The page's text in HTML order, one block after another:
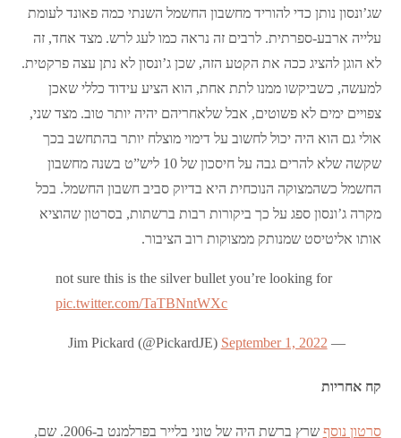
שג’ונסון נותן כדי להוריד מחשבון החשמל השנתי כמה פאונד לעומת
עלייה ארבע-ספרתית. לרבים זה נראה כמו לעג לרש. מצד אחד, זה
לא הוגן להציג ככה את הקטע הזה, שכן ג’ונסון לא נתן עצה פרקטית.
למעשה, כשביקשו ממנו לתת אחת, הוא הציע עידוד כללי שאכן
צפויים ימים לא פשוטים, אבל שלאחריהם יהיה יותר טוב. מצד שני,
אולי גם הוא היה יכול לחשוב על דימוי מוצלח יותר בהתחשב בכך
שקשה שלא להרים גבה על חיסכון של 10 ליש”ט בשנה מחשבון
החשמל כשהמצוקה הנוכחית היא בדיוק סביב חשבון החשמל. בכל
מקרה ג’ונסון ספג על כך ביקורות רבות ברשתות, בסרטון שהוציא
אותו אליטיסט שמנותק ממצוקות רוב הציבור.
not sure this is the silver bullet you’re looking for
pic.twitter.com/TaTBNntWXc
— Jim Pickard (@PickardJE)
September 1, 2022
קח אחריות
סרטון נוסף
שרץ ברשת היה של טוני בלייר בפרלמנט ב-2006. שם,